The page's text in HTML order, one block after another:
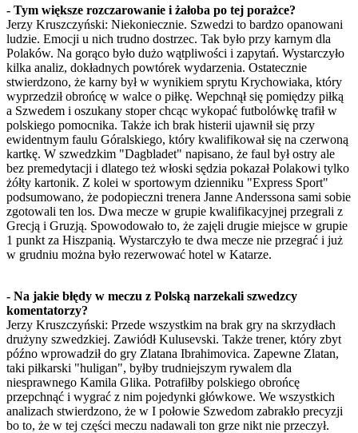
- Tym większe rozczarowanie i żałoba po tej porażce?
Jerzy Kruszczyński: Niekoniecznie. Szwedzi to bardzo opanowani
ludzie. Emocji u nich trudno dostrzec. Tak było przy karnym dla
Polaków. Na gorąco było dużo wątpliwości i zapytań. Wystarczyło
kilka analiz, dokładnych powtórek wydarzenia. Ostatecznie
stwierdzono, że karny był w wynikiem sprytu Krychowiaka, który
wyprzedził obrońcę w walce o piłkę. Wepchnął się pomiędzy piłką
a Szwedem i oszukany stoper chcąc wykopać futbolówkę trafił w
polskiego pomocnika. Także ich brak histerii ujawnił się przy
ewidentnym faulu Góralskiego, który kwalifikował się na czerwoną
kartkę. W szwedzkim "Dagbladet" napisano, że faul był ostry ale
bez premedytacji i dlatego też włoski sędzia pokazał Polakowi tylko
żółty kartonik. Z kolei w sportowym dzienniku "Express Sport"
podsumowano, że podopieczni trenera Janne Anderssona sami sobie
zgotowali ten los. Dwa mecze w grupie kwalifikacyjnej przegrali z
Grecją i Gruzją. Spowodowało to, że zajęli drugie miejsce w grupie
1 punkt za Hiszpanią. Wystarczyło te dwa mecze nie przegrać i już
w grudniu można było rezerwować hotel w Katarze.
- Na jakie błędy w meczu z Polską narzekali szwedzcy
komentatorzy?
Jerzy Kruszczyński: Przede wszystkim na brak gry na skrzydłach
drużyny szwedzkiej. Zawiódł Kulusevski. Także trener, który zbyt
późno wprowadził do gry Zlatana Ibrahimovica. Zapewne Zlatan,
taki piłkarski "huligan", byłby trudniejszym rywalem dla
niesprawnego Kamila Glika. Potrafiłby polskiego obrońcę
przepchnąć i wygrać z nim pojedynki główkowe. We wszystkich
analizach stwierdzono, że w I połowie Szwedom zabrakło precyzji
bo to, że w tej części meczu nadawali ton grze nikt nie przeczył.